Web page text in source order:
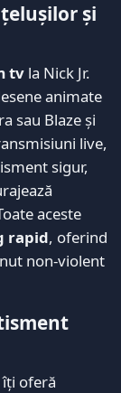
și
tv la Nick Jr.
animate
sau Blaze și
live,
sigur,
aceste
rapid, oferind
non-violent
oferă